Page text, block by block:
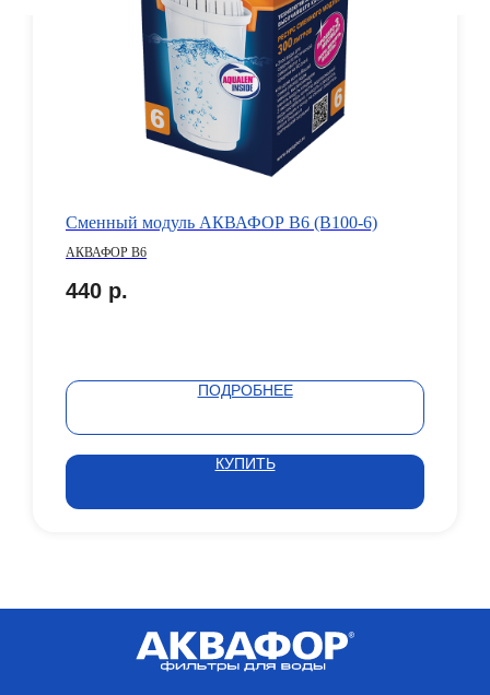
Сменный модуль АКВАФОР В6 (В100-6)
АКВАФОР В6
440 р.
ПОДРОБНЕЕ
КУПИТЬ